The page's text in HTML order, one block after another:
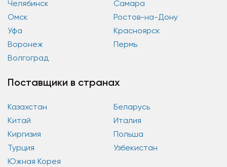
Челябинск
Самара
Омск
Ростов-на-Дону
Уфа
Красноярск
Воронеж
Пермь
Волгоград
Поставщики в странах
Казахстан
Беларусь
Китай
Италия
Киргизия
Польша
Турция
Узбекистан
Южная Корея